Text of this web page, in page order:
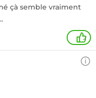
çà semble vraiment
2